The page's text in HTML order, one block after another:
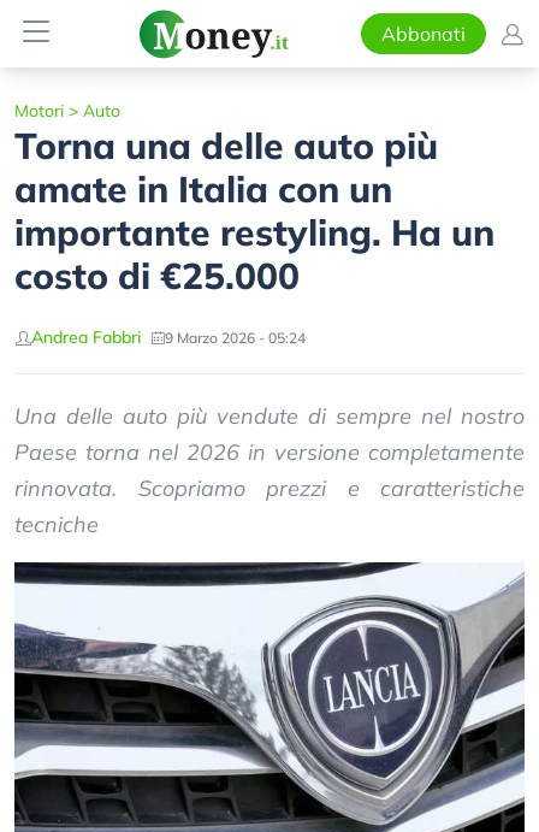
Abbonati
Motori > Auto
Torna una delle auto più
amate in Italia con un
importante restyling. Ha un
costo di €25.000
Andrea Fabbri 9 Marzo 2026 - 05:24
Una delle auto più vendute di sempre nel nostro
Paese torna nel 2026 in versione completamente
rinnovata. Scopriamo prezzi e caratteristiche
tecniche